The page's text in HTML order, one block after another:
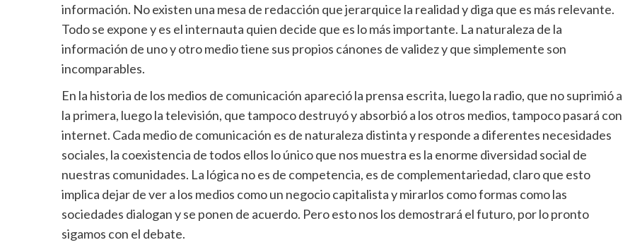
información. No existen una mesa de redacción que jerarquice la realidad y diga que es más relevante.
Todo se expone y es el internauta quien decide que es lo más importante. La naturaleza de la
información de uno y otro medio tiene sus propios cánones de validez y que simplemente son
incomparables.
En la historia de los medios de comunicación apareció la prensa escrita, luego la radio, que no suprimió a
la primera, luego la televisión, que tampoco destruyó y absorbió a los otros medios, tampoco pasará con
internet. Cada medio de comunicación es de naturaleza distinta y responde a diferentes necesidades
sociales, la coexistencia de todos ellos lo único que nos muestra es la enorme diversidad social de
nuestras comunidades. La lógica no es de competencia, es de complementariedad, claro que esto
implica dejar de ver a los medios como un negocio capitalista y mirarlos como formas como las
sociedades dialogan y se ponen de acuerdo. Pero esto nos los demostrará el futuro, por lo pronto
sigamos con el debate.